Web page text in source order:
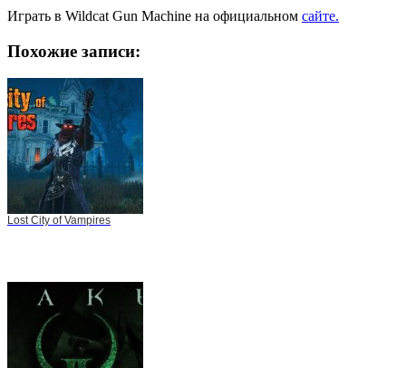
Играть в Wildcat Gun Machine на официальном сайте.
Похожие записи:
Lost City of Vampires